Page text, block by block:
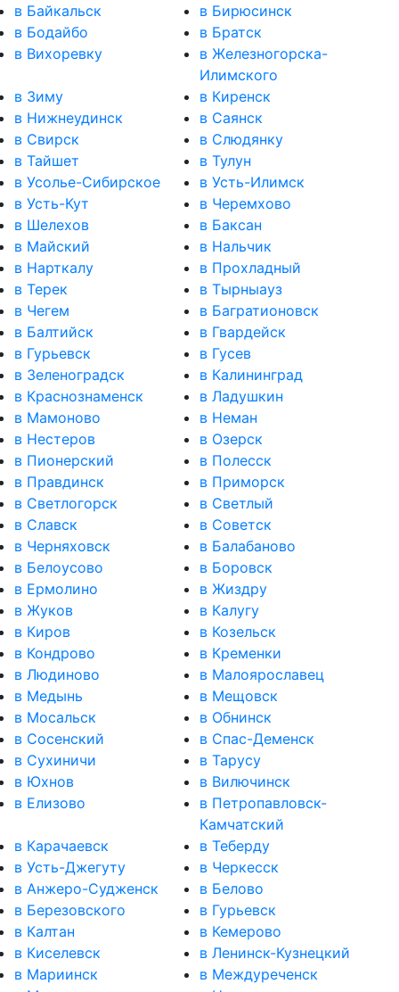
в Байкальск
в Бирюсинск
в Бодайбо
в Братск
в Вихоревку
в Железногорска-
Илимского
в Зиму
в Киренск
в Нижнеудинск
в Саянск
в Свирск
в Слюдянку
в Тайшет
в Тулун
в Усолье-Сибирское
в Усть-Илимск
в Усть-Кут
в Черемхово
в Шелехов
в Баксан
в Майский
в Нальчик
в Нарткалу
в Прохладный
в Терек
в Тырныауз
в Чегем
в Багратионовск
в Балтийск
в Гвардейск
в Гурьевск
в Гусев
в Зеленоградск
в Калининград
в Краснознаменск
в Ладушкин
в Мамоново
в Неман
в Нестеров
в Озерск
в Пионерский
в Полесск
в Правдинск
в Приморск
в Светлогорск
в Светлый
в Славск
в Советск
в Черняховск
в Балабаново
в Белоусово
в Боровск
в Ермолино
в Жиздру
в Жуков
в Калугу
в Киров
в Козельск
в Кондрово
в Кременки
в Людиново
в Малоярославец
в Медынь
в Мещовск
в Мосальск
в Обнинск
в Сосенский
в Спас-Деменск
в Сухиничи
в Тарусу
в Юхнов
в Вилючинск
в Елизово
в Петропавловск-
Камчатский
в Карачаевск
в Теберду
в Усть-Джегуту
в Черкесск
в Анжеро-Судженск
в Белово
в Березовского
в Гурьевск
в Калтан
в Кемерово
в Киселевск
в Ленинск-Кузнецкий
в Мариинск
в Междуреченск